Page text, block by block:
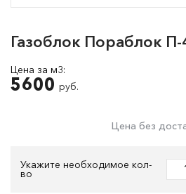
Газоблок Пораблок П-
Цена за м3:
5600 руб.
Цена без
Укажите необходимое кол-
во